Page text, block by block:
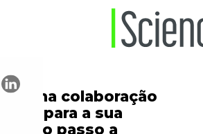
uma colaboração
para a sua
Veja o passo a